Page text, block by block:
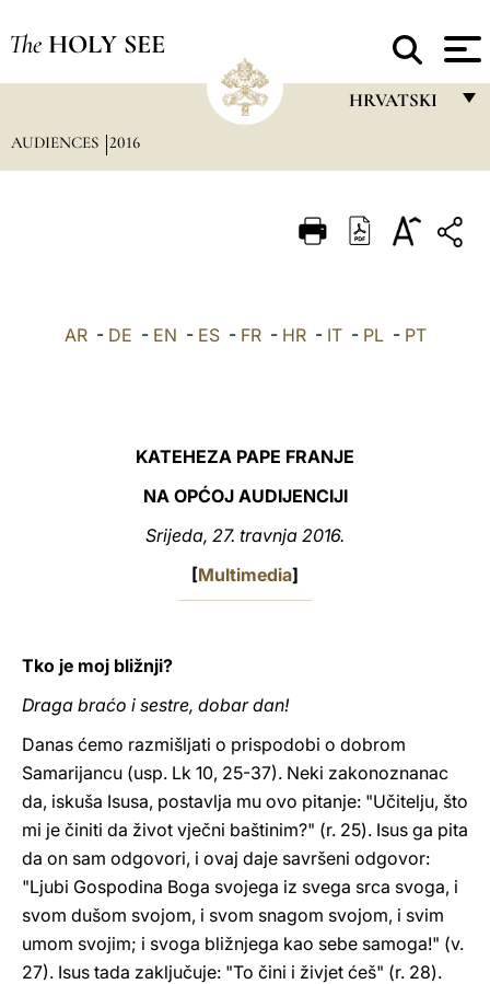
The HOLY SEE
HRVATSKI
ITALIANO
中文
AUDIENCES 2016
AR- DE - EN - ES- FR- HR- IT- PL- PT
KATEHEZA PAPE FRANJE
NA OPĆOJ AUDIJENCIJI
Srijeda, 27. travnja 2016.
[Multimedia]
Tko je moj bližnji?
Draga braćo i sestre, dobar dan!
Danas ćemo razmišljati o prispodobi o dobrom
Samarijancu (usp. Lk 10, 25-37). Neki zakonoznanac
da, iskuša Isusa, postavlja mu ovo pitanje: "Učitelju, što
mi je činiti da život vječni baštinim?" (r. 25). Isus ga pita
da on sam odgovori, i ovaj daje savršeni odgovor:
"Ljubi Gospodina Boga svojega iz svega srca svoga, i
svom dušom svojom, i svom snagom svojom, i svim
umom svojim; i svoga bližnjega kao sebe samoga!" (v.
27). Isus tada zaključuje: "To čini i živjet ćeš" (r. 28).